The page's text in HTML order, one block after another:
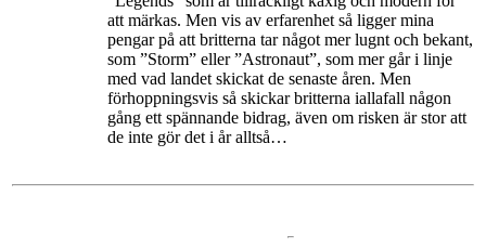
att märkas. Men vis av erfarenhet så ligger mina
pengar på att britterna tar något mer lugnt och bekant,
som ”Storm” eller ”Astronaut”, som mer går i linje
med vad landet skickat de senaste åren. Men
förhoppningsvis så skickar britterna iallafall någon
gång ett spännande bidrag, även om risken är stor att
de inte gör det i år alltså…